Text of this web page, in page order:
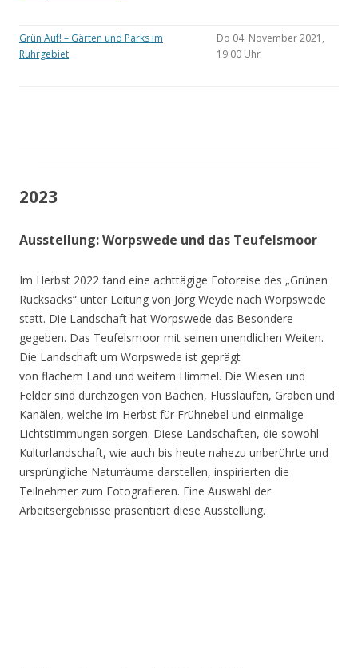
Grün Auf! – Gärten und Parks im
Ruhrgebiet
Do 04. November 2021,
19:00 Uhr
2023
Ausstellung: Worpswede und das Teufelsmoor
Im Herbst 2022 fand eine achttägige Fotoreise des „Grünen
Rucksacks“ unter Leitung von Jörg Weyde nach Worpswede
statt. Die Landschaft hat Worpswede das Besondere
gegeben. Das Teufelsmoor mit seinen unendlichen Weiten.
Die Landschaft um Worpswede ist geprägt
von flachem Land und weitem Himmel. Die Wiesen und
Felder sind durchzogen von Bächen, Flussläufen, Gräben und
Kanälen, welche im Herbst für Frühnebel und einmalige
Lichtstimmungen sorgen. Diese Landschaften, die sowohl
Kulturlandschaft, wie auch bis heute nahezu unberührte und
ursprüngliche Naturräume darstellen, inspirierten die
Teilnehmer zum Fotografieren. Eine Auswahl der
Arbeitsergebnisse präsentiert diese Ausstellung.